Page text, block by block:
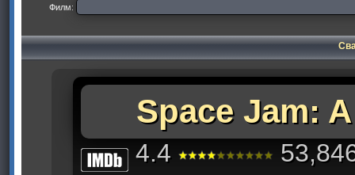
Филм:
Space Jam:
4.4